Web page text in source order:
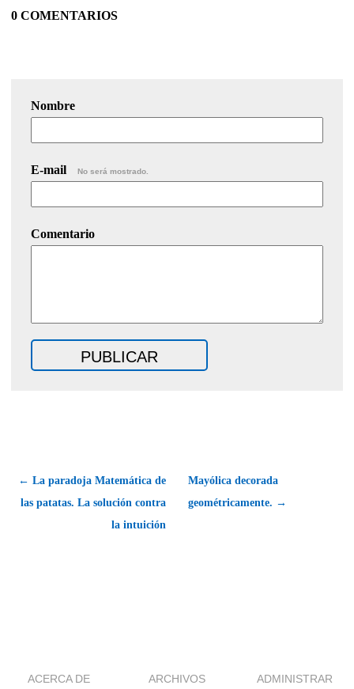
0 COMENTARIOS
Nombre
E-mail No será mostrado.
Comentario
← La paradoja Matemática de
las patatas. La solución contra
la intuición
Mayólica decorada
geométricamente. →
ACERCA DE ARCHIVOS ADMINISTRAR